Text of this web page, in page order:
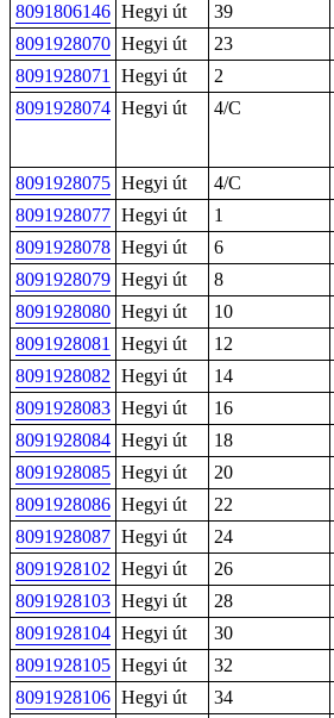
8091806146 Hegyi út 39
8091928070 Hegyi út 23
8091928071
Hegyi út 2
8091928074 Hegyi út 4/C
8091928075 Hegyi út 4/C
8091928077 Hegyi út 1
8091928078 Hegyi út 6
8091928079 Hegyi út 8
8091928080 Hegyi út 10
8091928081
Hegyi út 12
8091928082 Hegyi út 14
8091928083 Hegyi út 16
8091928084 Hegyi út 18
8091928085 Hegyi út 20
8091928086 Hegyi út 22
8091928087 Hegyi út 24
8091928102 Hegyi út 26
8091928103 Hegyi út 28
8091928104 Hegyi út 30
8091928105 Hegyi út 32
8091928106 Hegyi út 34